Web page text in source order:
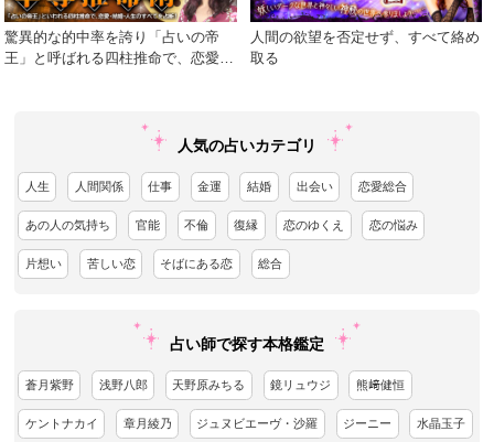
驚異的な的中率を誇り「占いの帝
王」と呼ばれる四柱推命で、恋愛・
人間の欲望を否定せず、すべて絡め
取る
人気の占いカテゴリ
人生 人間関係 仕事 金運 結婚 出会い 恋愛総合
あの人の気持ち 官能 不倫 復縁 恋のゆくえ 恋の悩み
片想い 苦しい恋 そばにある恋 総合
占い師で探す本格鑑定
蒼月紫野 浅野八郎 天野原みちる 鏡リュウジ 熊﨑健恒
ケントナカイ 章月綾乃 ジュヌビエーヴ・沙羅 ジーニー 水晶玉子